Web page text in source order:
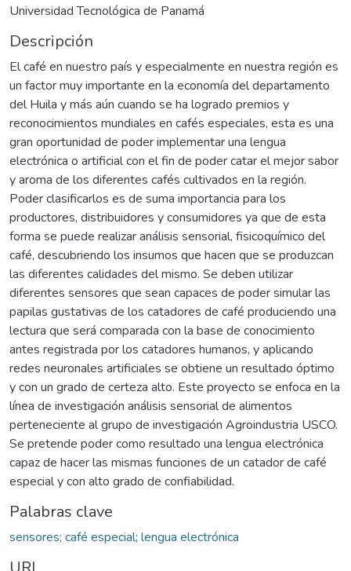
Universidad Tecnológica de Panamá
Descripción
El café en nuestro país y especialmente en nuestra región es
un factor muy importante en la economía del departamento
del Huila y más aún cuando se ha logrado premios y
reconocimientos mundiales en cafés especiales, esta es una
gran oportunidad de poder implementar una lengua
electrónica o artificial con el fin de poder catar el mejor sabor
y aroma de los diferentes cafés cultivados en la región.
Poder clasificarlos es de suma importancia para los
productores, distribuidores y consumidores ya que de esta
forma se puede realizar análisis sensorial, fisicoquímico del
café, descubriendo los insumos que hacen que se produzcan
las diferentes calidades del mismo. Se deben utilizar
diferentes sensores que sean capaces de poder simular las
papilas gustativas de los catadores de café produciendo una
lectura que será comparada con la base de conocimiento
antes registrada por los catadores humanos, y aplicando
redes neuronales artificiales se obtiene un resultado óptimo
y con un grado de certeza alto. Este proyecto se enfoca en la
línea de investigación análisis sensorial de alimentos
perteneciente al grupo de investigación Agroindustria USCO.
Se pretende poder como resultado una lengua electrónica
capaz de hacer las mismas funciones de un catador de café
especial y con alto grado de confiabilidad.
Palabras clave
sensores; café especial; lengua electrónica